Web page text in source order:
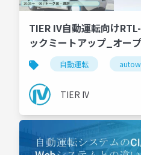
TIER IV自動運転向け
ックミートアップ_オー
自動運転
TIER IV